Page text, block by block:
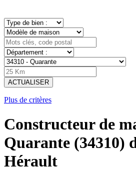
ACTUALISER
Plus de critères
Constructeur de
Quarante (34310)
Hérault